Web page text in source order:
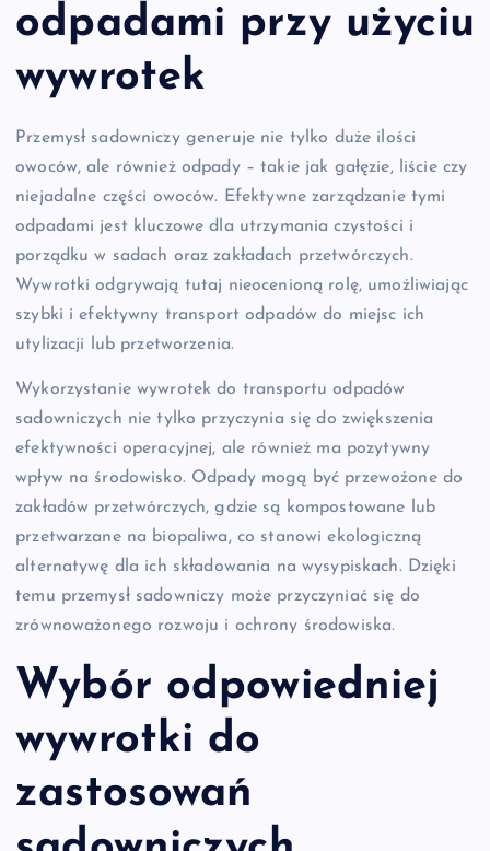
odpadami przy użyciu
wywrotek
Przemysł sadowniczy generuje nie tylko duże ilości
owoców, ale również odpady – takie jak gałęzie, liście czy
niejadalne części owoców. Efektywne zarządzanie tymi
odpadami jest kluczowe dla utrzymania czystości i
porządku w sadach oraz zakładach przetwórczych.
Wywrotki odgrywają tutaj nieocenioną rolę, umożliwiając
szybki i efektywny transport odpadów do miejsc ich
utylizacji lub przetworzenia.
Wykorzystanie wywrotek do transportu odpadów
sadowniczych nie tylko przyczynia się do zwiększenia
efektywności operacyjnej, ale również ma pozytywny
wpływ na środowisko. Odpady mogą być przewożone do
zakładów przetwórczych, gdzie są kompostowane lub
przetwarzane na biopaliwa, co stanowi ekologiczną
alternatywę dla ich składowania na wysypiskach. Dzięki
temu przemysł sadowniczy może przyczyniać się do
zrównoważonego rozwoju i ochrony środowiska.
Wybór odpowiedniej
wywrotki do
zastosowań